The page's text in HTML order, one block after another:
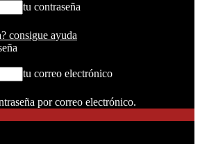
tu contraseña
consigue ayuda
tu correo electrónico
por correo electrónico.